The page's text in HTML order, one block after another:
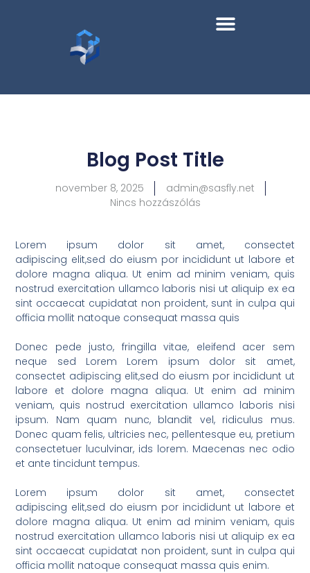
Blog Post Title
november 8, 2025
admin@sasfly.net
Nincs hozzászólás
Lorem ipsum dolor sit amet, consectet
adipiscing elit,sed do eiusm por incididunt ut labore et
dolore magna aliqua. Ut enim ad minim veniam, quis
nostrud exercitation ullamco laboris nisi ut aliquip ex ea
sint occaecat cupidatat non proident, sunt in culpa qui
officia mollit natoque consequat massa quis
Donec pede justo, fringilla vitae, eleifend acer sem
neque sed Lorem Lorem ipsum dolor sit amet,
consectet adipiscing elit,sed do eiusm por incididunt ut
labore et dolore magna aliqua. Ut enim ad minim
veniam, quis nostrud exercitation ullamco laboris nisi
ipsum. Nam quam nunc, blandit vel, ridiculus mus.
Donec quam felis, ultricies nec, pellentesque eu, pretium
consectetuer luculvinar, ids lorem. Maecenas nec odio
et ante tincidunt tempus.
Lorem ipsum dolor sit amet, consectet
adipiscing elit,sed do eiusm por incididunt ut labore et
dolore magna aliqua. Ut enim ad minim veniam, quis
nostrud exercitation ullamco laboris nisi ut aliquip ex ea
sint occaecat cupidatat non proident, sunt in culpa qui
officia mollit natoque consequat massa quis enim.